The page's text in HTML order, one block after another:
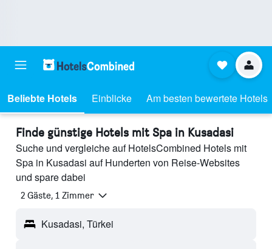
Beliebte Hotels Einblicke Am besten bewertete Hotels
Finde günstige Hotels mit Spa in Kusadasi
Suche und vergleiche auf HotelsCombined Hotels mit
Spa in Kusadasi auf Hunderten von Reise-Websites
und spare dabei
2 Gäste, 1 Zimmer
Kusadasi, Türkei